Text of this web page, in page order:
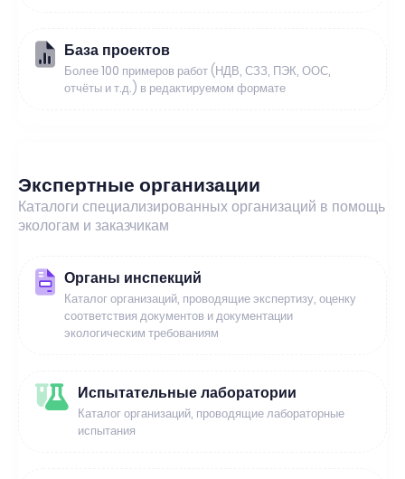
База проектов
Более 100 примеров работ (НДВ, СЗЗ, ПЭК, ООС,
отчёты и т.д.) в редактируемом формате
Экспертные организации
Каталоги специализированных организаций в помощь
экологам и заказчикам
Органы инспекций
Каталог организаций, проводящие экспертизу, оценку
соответствия документов и документации
экологическим требованиям
Испытательные лаборатории
Каталог организаций, проводящие лабораторные
испытания